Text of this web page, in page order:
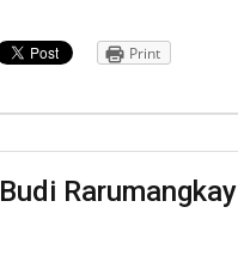
Print
Budi Rarumangkay